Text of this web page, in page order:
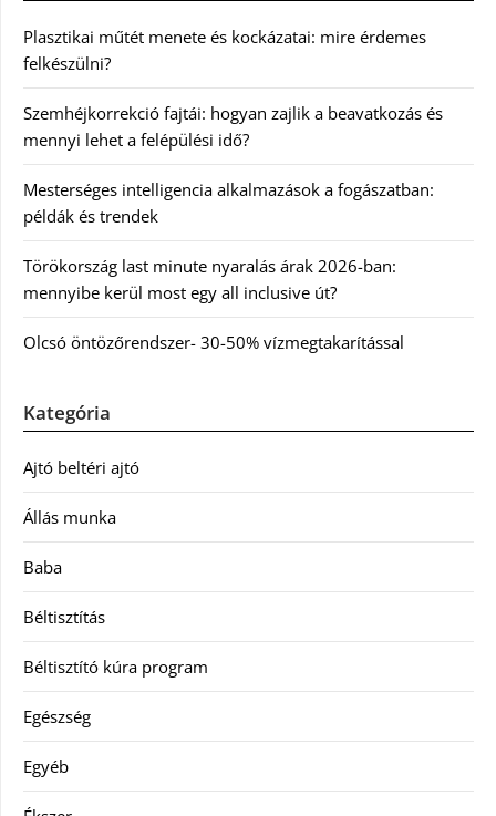
Plasztikai műtét menete és kockázatai: mire érdemes
felkészülni?
Szemhéjkorrekció fajtái: hogyan zajlik a beavatkozás és
mennyi lehet a felépülési idő?
Mesterséges intelligencia alkalmazások a fogászatban:
példák és trendek
Törökország last minute nyaralás árak 2026-ban:
mennyibe kerül most egy all inclusive út?
Olcsó öntözőrendszer- 30-50% vízmegtakarítással
Kategória
Ajtó beltéri ajtó
Állás munka
Baba
Béltisztítás
Béltisztító kúra program
Egészség
Egyéb